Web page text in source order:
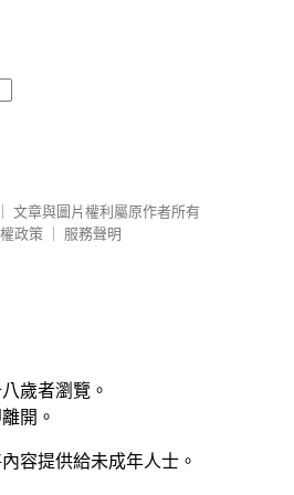
文章與圖片權利屬原作者所有
政策
服務聲明
歲者瀏覽。
開。
容提供給未成年人士。